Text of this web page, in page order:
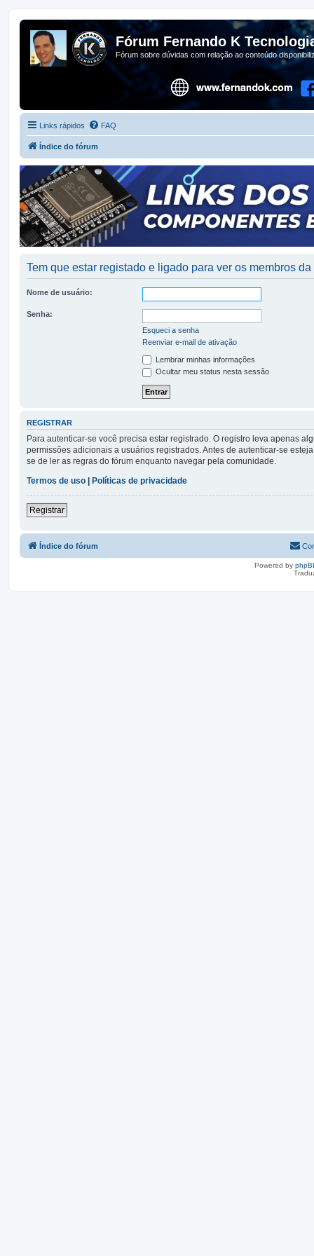
Fórum Fernando K
Fórum sobre dúvidas com relação ao conteúdo
Links rápidos FAQ
Índice do fórum
Tem que estar registado e ligado para ver os membros
Nome de usuário:
Senha:
Esqueci a senha
Reenviar e-mail de ativação
Lembrar minhas informações
Ocultar meu status nesta sessão
REGISTRAR
Para autenticar-se você precisa estar registrado. O registro leva apenas
permissões adicionais a usuários registrados. Antes de autenticar-se
se de ler as regras do fórum enquanto navegar pela comunidade.
Termos de uso
Políticas de privacidade
Registrar
Índice do fórum
Powered by